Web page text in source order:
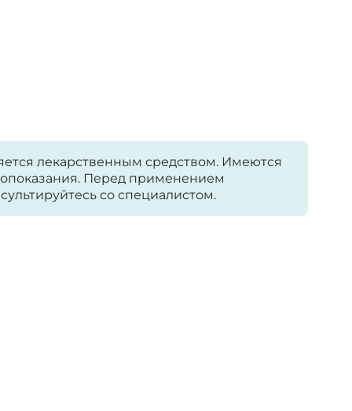
лекарственным средством. Имеются
Перед применением
со специалистом.